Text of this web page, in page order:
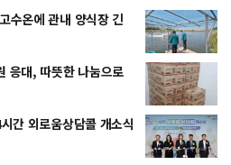
수온에 관내 양식장 긴
응대, 따뜻한 나눔으로
간 외로움상담콜 개소식